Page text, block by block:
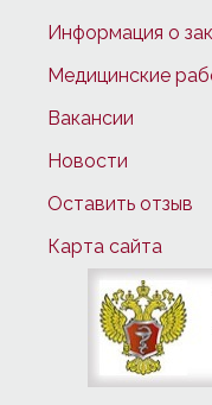
Информация о
Медицинские
Вакансии
Новости
Оставить отзыв
Карта сайта